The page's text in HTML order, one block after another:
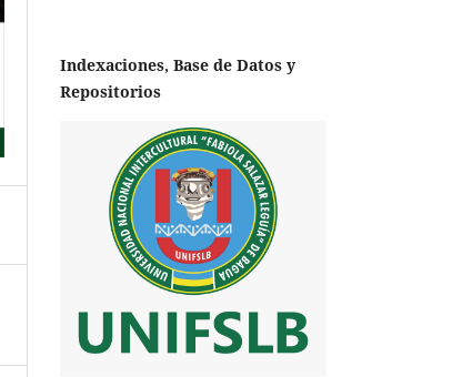
Indexaciones, Base de Datos y
Repositorios